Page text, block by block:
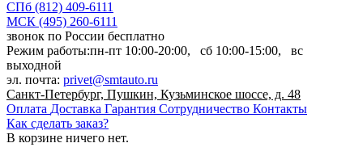
СПб (812) 409-6111
МСК (495) 260-6111
звонок по России бесплатно
Режим работы:пн-пт 10:00-20:00, сб 10:00-15:00, вс
выходной
эл. почта: privet@smtauto.ru
Санкт-Петербург, Пушкин, Кузьминское шоссе, д. 48
Оплата Доставка Гарантия Сотрудничество Контакты
Как сделать заказ?
В корзине ничего нет.